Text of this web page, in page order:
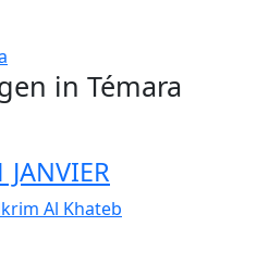
in Témara
Al Khateb